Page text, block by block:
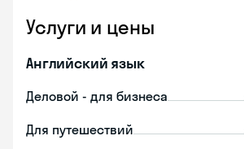
Услуги и цены
Английский язык
Деловой - для бизнеса
Для путешествий